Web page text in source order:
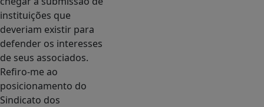
instituições que
deveriam existir para
defender os interesses
de seus associados.
Refiro-me ao
posicionamento do
Sindicato dos